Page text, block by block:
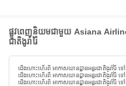
ផ្លូវពេញនិយមជាមួយ Asiana
ជាតិងូរ៉ារ៉ៃ
ជើងហោះហើរពី អាកាសយានដ្ឋានអន្តរជាតិងូរ៉ារ៉ៃ
ជើងហោះហើរពី អាកាសយានដ្ឋានអន្តរជាតិងូរ៉ារ៉ៃ
ជើងហោះហើរពី អាកាសយានដ្ឋានអន្តរជាតិងូរ៉ារ៉ៃ